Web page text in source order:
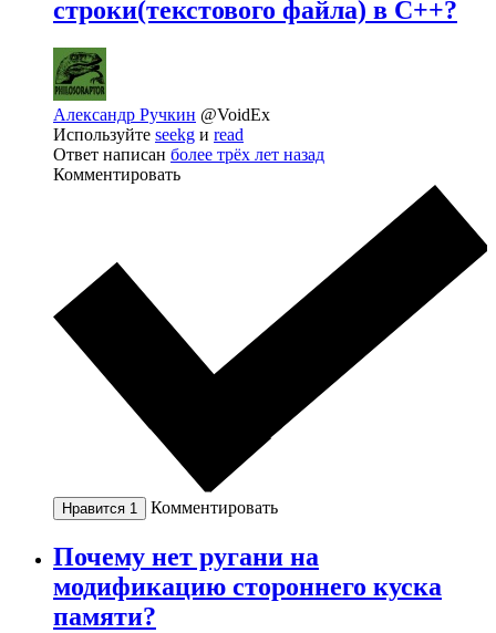
строки(текстового файла) в С++?
Александр Ручкин @VoidEx
Используйте seekg и read
Ответ написан более трёх лет назад
Комментировать
Нравится 1 Комментировать
Почему нет ругани на
модификацию стороннего куска
памяти?